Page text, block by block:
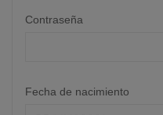
Contraseña
Fecha de nacimiento